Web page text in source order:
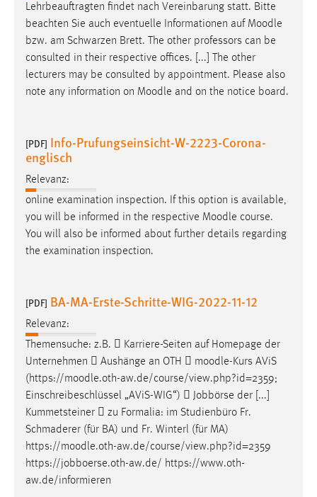
Lehrbeauftragten findet nach Vereinbarung statt. Bitte
beachten Sie auch eventuelle Informationen auf Moodle
bzw. am Schwarzen Brett. The other professors can be
consulted in their respective offices. [...] The other
lecturers may be consulted by appointment. Please also
note any information on Moodle and on the notice board.
[PDF] Info-Prufungseinsicht-W-2223-Corona-
englisch
Relevanz:
online examination inspection. If this option is available,
you will be informed in the respective Moodle course.
You will also be informed about further details regarding
the examination inspection.
[PDF] BA-MA-Erste-Schritte-WIG-2022-11-12
Relevanz:
Themensuche: z.B.  Karriere-Seiten auf Homepage der
Unternehmen  Aushänge an OTH  moodle-Kurs AViS
(https://moodle.oth-aw.de/course/view.php?id=2359;
Einschreibeschlüssel „AViS-WIG“)  Jobbörse der [...]
Kummetsteiner  zu Formalia: im Studienbüro Fr.
Schmaderer (für BA) und Fr. Winterl (für MA)
https://moodle.oth-aw.de/course/view.php?id=2359
https://jobboerse.oth-aw.de/ https://www.oth-
aw.de/informieren